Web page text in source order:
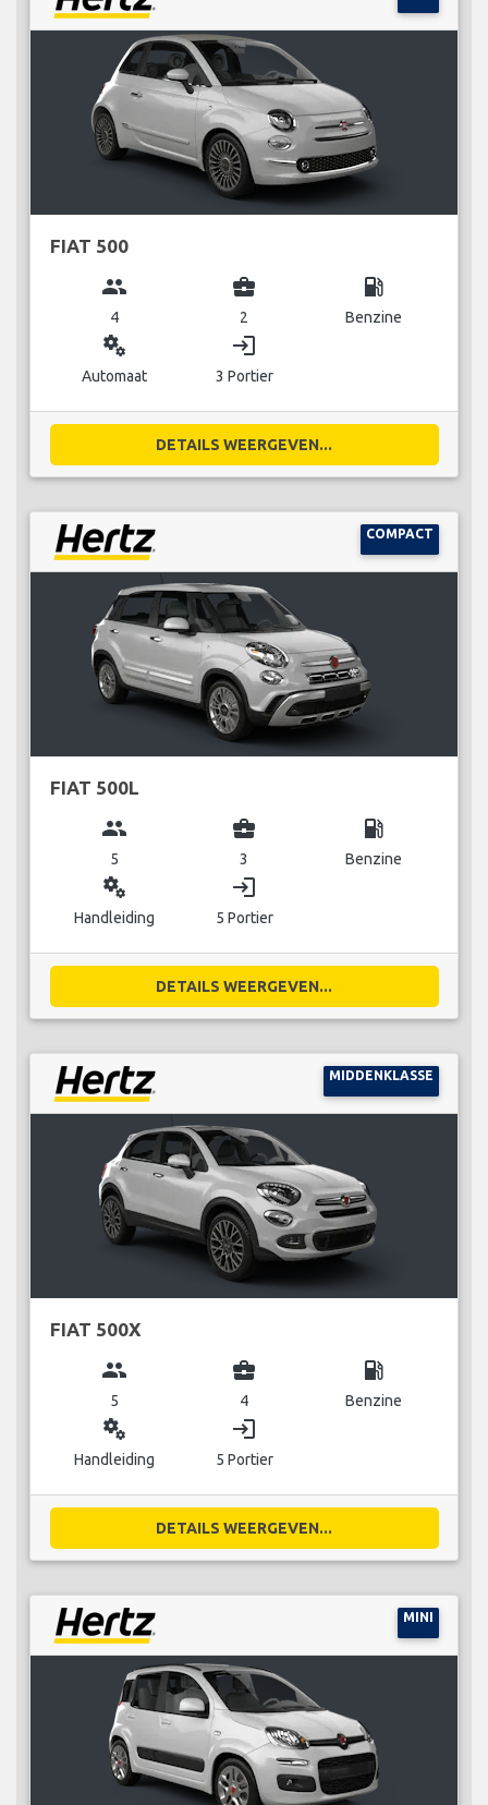
FIAT 500
group
4
business_center
2
local_gas_station
Benzine
miscellaneous_services
Automaat
login
3 Portier
DETAILS WEERGEVEN...
COMPACT
FIAT 500L
group
5
business_center
3
local_gas_station
Benzine
miscellaneous_services
Handleiding
login
5 Portier
DETAILS WEERGEVEN...
MIDDENKLASSE
FIAT 500X
group
5
business_center
4
local_gas_station
Benzine
miscellaneous_services
Handleiding
login
5 Portier
DETAILS WEERGEVEN...
MINI